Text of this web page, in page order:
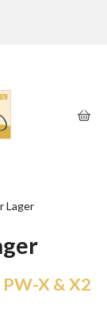
Lager
PW-X & X2